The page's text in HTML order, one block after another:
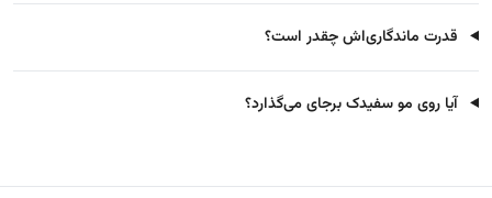
قدرت ماندگاری‌اش چقدر است؟
آیا روی مو سفیدک برجای می‌گذارد؟